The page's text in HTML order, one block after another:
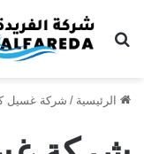
بحث عن
الرئيسية / شركة غسيل كنب